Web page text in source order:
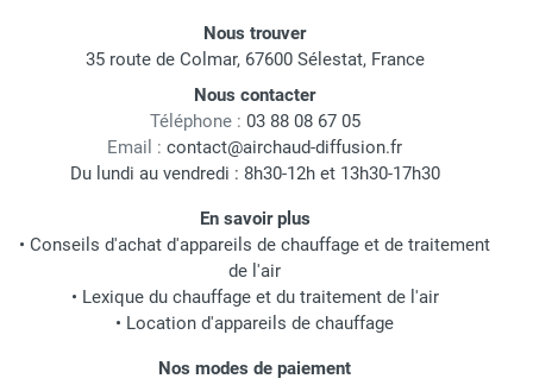
Nous trouver
35 route de Colmar, 67600 Sélestat, France
Nous contacter
Téléphone : 03 88 08 67 05
Email : contact@airchaud-diffusion.fr
Du lundi au vendredi : 8h30-12h et 13h30-17h30
En savoir plus
• Conseils d'achat d'appareils de chauffage et de traitement
de l'air
• Lexique du chauffage et du traitement de l'air
• Location d'appareils de chauffage
Nos modes de paiement